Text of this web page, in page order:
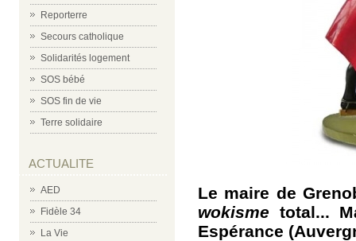
Reporterre
Secours catholique
Solidarités logement
SOS bébé
SOS fin de vie
Terre solidaire
ACTUALITE
AED
Fidèle 34
La Vie
Le maire de
wokisme total...
Espérance